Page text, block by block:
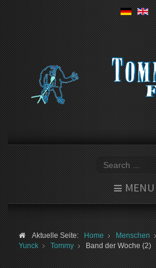
MENU
Aktuelle Seite:Home Menschen
Yunck
Tommy Band der Woche (2)